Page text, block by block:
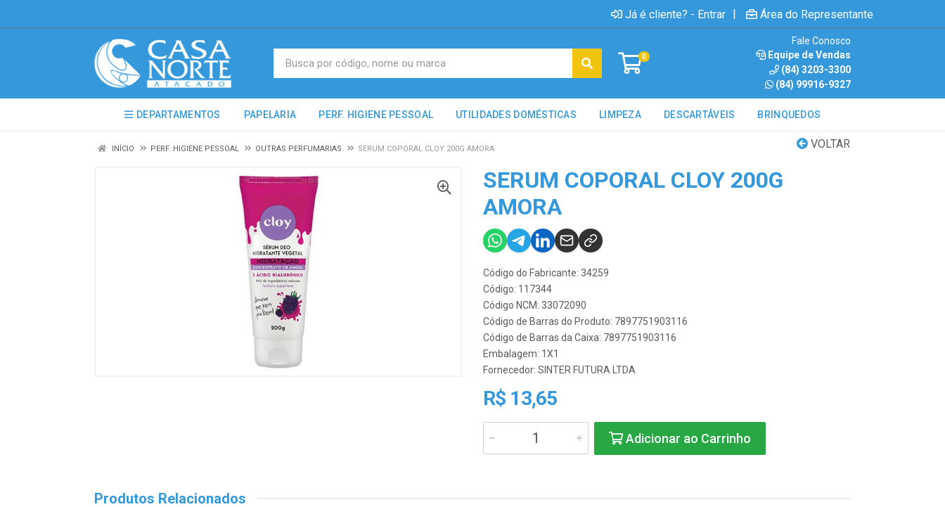
Já é cliente? - Entrar | Área do Representante
0
Fale Conosco
Equipe de Vendas
(84) 3203-3300
(84) 99916-9327
DEPARTAMENTOS PAPELARIA PERF. HIGIENE PESSOAL UTILIDADES DOMÉSTICAS LIMPEZA DESCARTÁVEIS BRINQUEDOS
VOLTAR
INÍCIO PERF. HIGIENE PESSOAL OUTRAS PERFUMARIAS SERUM COPORAL CLOY 200G AMORA
SERUM COPORAL CLOY 200G
AMORA
Código do Fabricante: 34259
Código: 117344
Código NCM: 33072090
Código de Barras do Produto: 7897751903116
Código de Barras da Caixa: 7897751903116
Embalagem: 1X1
Fornecedor: SINTER FUTURA LTDA
R$ 13,65
Adicionar ao Carrinho
Produtos Relacionados